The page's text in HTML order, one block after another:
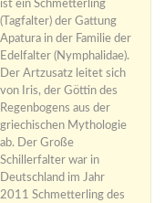
ist ein Schmetterling
(Tagfalter) der Gattung
Apatura in der Familie der
Edelfalter (Nymphalidae).
Der Artzusatz leitet sich
von Iris, der Göttin des
Regenbogens aus der
griechischen Mythologie
ab. Der Große
Schillerfalter war in
Deutschland im Jahr
2011 Schmetterling des